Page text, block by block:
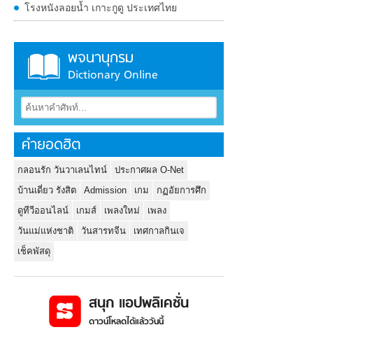
โรงหนังลอยน้ำ เกาะกูดู ประเทศไทย
พจนานุกรม
Dictionary Online
คำยอดฮิต
กลอนรัก วันวาเลนไทน์
ประกาศผล O-Net
บ้านเดี่ยว รังสิต
Admission เกม
กฏอัยการศึก
ดูทีวีออนไลน์
เกมส์ เพลงใหม่
เพลง
วันแม่แห่งชาติ
วันสารทจีน
เทศกาลกินเจ
เช็คพัสดุ
สนุก แอปพลิเคชั่น
ดาวน์โหลดได้แล้ววันนี้